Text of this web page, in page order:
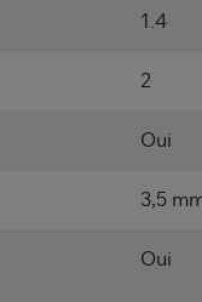
1.4
2
Oui
3,5
Oui